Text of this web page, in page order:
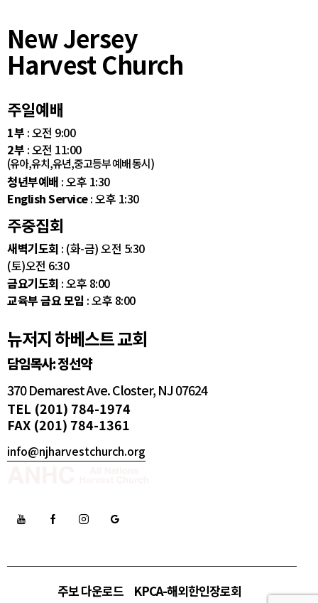
New Jersey
Harvest Church
주일예배
1부 : 오전 9:00
2부 : 오전 11:00
(유아,유치,유년,중고등부 예배 동시)
청년부예배 : 오후 1:30
English Service: 오후 1:30
주중집회
새벽기도회 : (화-금) 오전 5:30
(토)오전 6:30
금요기도회 : 오후 8:00
교육부 금요 모임 : 오후 8:00
뉴저지 하베스트 교회
담임목사: 정선약
370 Demarest Ave. Closter, NJ 07624
TEL (201) 784-1974
FAX (201) 784-1361
info@njharvestchurch.org
주보 다운로드 KPCA-해외한인장로회